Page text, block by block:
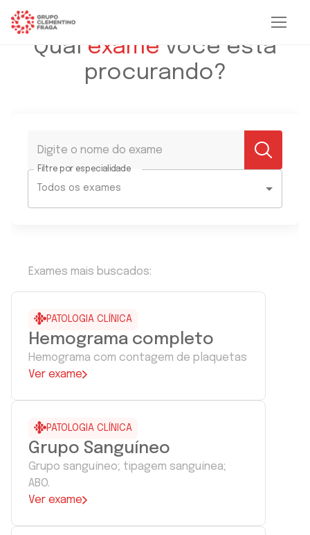
Qual exame você está
procurando?
Filtre por especialidade
Todos os exames
Exames mais buscados:
PATOLOGIA CLÍNICA
Hemograma completo
Hemograma com contagem de plaquetas
Ver exame
PATOLOGIA CLÍNICA
Grupo Sanguíneo
Grupo sanguíneo; tipagem sanguínea;
ABO.
Ver exame